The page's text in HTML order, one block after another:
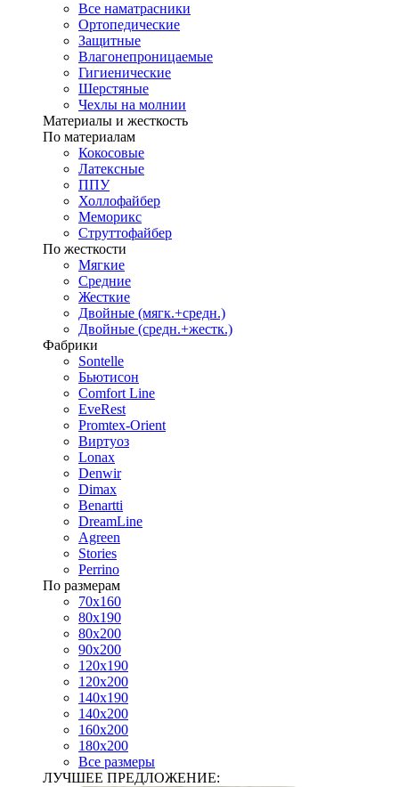
Все наматрасники
Ортопедические
Защитные
Влагонепроницаемые
Гигиенические
Шерстяные
Чехлы на молнии
Материалы и жесткость
По материалам
Кокосовые
Латексные
ППУ
Холлофайбер
Меморикс
Струттофайбер
По жесткости
Мягкие
Средние
Жесткие
Двойные (мягк.+средн.)
Двойные (средн.+жестк.)
Фабрики
Sontelle
Бьютисон
Comfort Line
EveRest
Promtex-Orient
Виртуоз
Lonax
Denwir
Dimax
Benartti
DreamLine
Agreen
Stories
Perrino
По размерам
70х160
80х190
80х200
90х200
120х190
120х200
140х190
140х200
160х200
180х200
Все размеры
ЛУЧШЕЕ ПРЕДЛОЖЕНИЕ: